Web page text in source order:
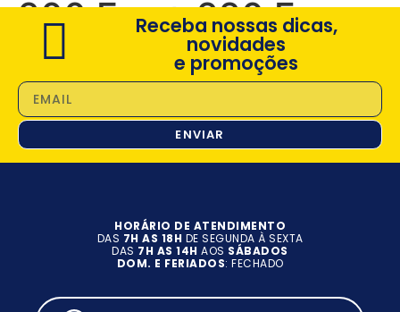
200 Eur + 220 Fs
Receba nossas dicas,
novidades
e promoções
ENVIAR
HORÁRIO DE ATENDIMENTO
DAS 7H AS 18H DE SEGUNDA À SEXTA
DAS 7H AS 14H AOS SÁBADOS
DOM. E FERIADOS: FECHADO